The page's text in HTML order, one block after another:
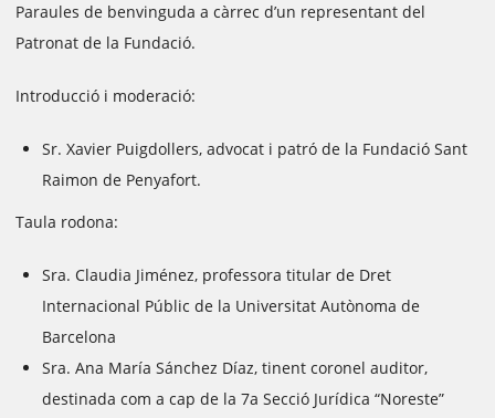
Paraules de benvinguda a càrrec d’un representant del
Patronat de la Fundació.
Introducció i moderació:
Sr. Xavier Puigdollers, advocat i patró de la Fundació Sant
Raimon de Penyafort.
Taula rodona:
Sra. Claudia Jiménez, professora titular de Dret
Internacional Públic de la Universitat Autònoma de
Barcelona
Sra. Ana María Sánchez Díaz, tinent coronel auditor,
destinada com a cap de la 7a Secció Jurídica “Noreste”